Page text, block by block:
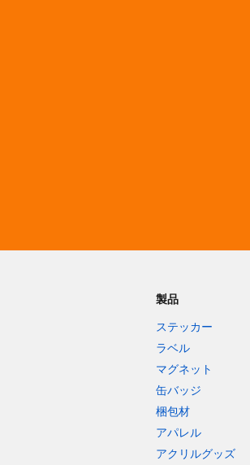
製品
ステッカー
ラベル
マグネット
缶バッジ
梱包材
アパレル
アクリルグッズ